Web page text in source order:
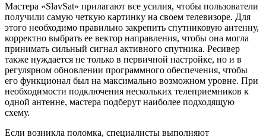
Мастера «SlavSat» прилагают все усилия, чтобы пользователи
получили самую четкую картинку на своем телевизоре. Для
этого необходимо правильно закрепить спутниковую антенну,
корректно выбрать ее вектор направления, чтобы она могла
принимать сильный сигнал активного спутника. Ресивер
также нуждается не только в первичной настройке, но и в
регулярном обновлении программного обеспечения, чтобы
его функционал был на максимально возможном уровне. При
необходимости подключения нескольких телеприемников к
одной антенне, мастера подберут наиболее подходящую
схему.
Если возникла поломка, специалисты выполняют